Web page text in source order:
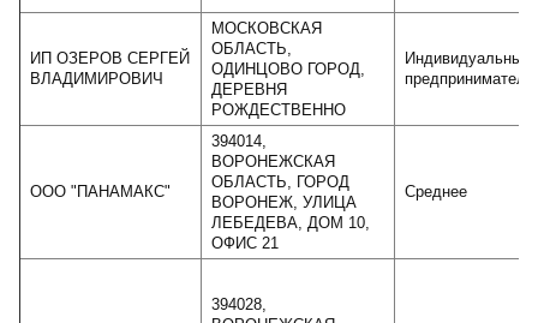
ИП ОЗЕРОВ СЕРГЕЙ
ВЛАДИМИРОВИЧ
МОСКОВСКАЯ
ОБЛАСТЬ,
ОДИНЦОВО ГОРОД,
ДЕРЕВНЯ
РОЖДЕСТВЕННО
Индивидуальный
предприниматель
ООО "ПАНАМАКС"
394014,
ВОРОНЕЖСКАЯ
ОБЛАСТЬ, ГОРОД
ВОРОНЕЖ, УЛИЦА
ЛЕБЕДЕВА, ДОМ 10,
ОФИС 21
Среднее
394028,